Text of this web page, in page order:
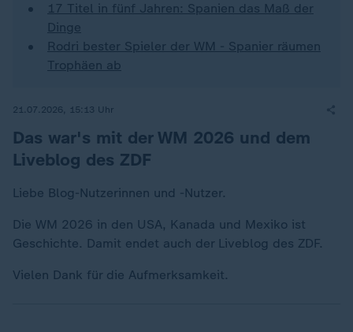
17 Titel in fünf Jahren: Spanien das Maß der
Dinge
Rodri bester Spieler der WM - Spanier räumen
Trophäen ab
21.07.2026, 15:13 Uhr
Das war's mit der WM 2026 und dem
Liveblog des ZDF
Liebe Blog-Nutzerinnen und -Nutzer.
Die WM 2026 in den USA, Kanada und Mexiko ist
Geschichte. Damit endet auch der Liveblog des ZDF.
Vielen Dank für die Aufmerksamkeit.